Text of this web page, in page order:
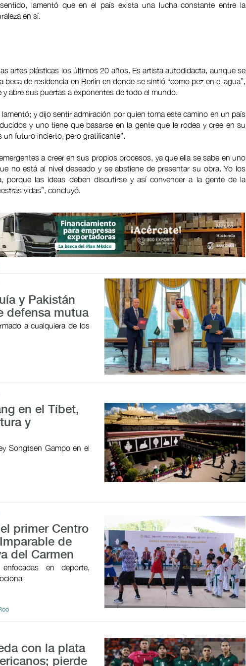
lamentó que en el país exista una lucha constante entre la
en sí.
artes plásticas los últimos 20 años. Es artista autodidacta, aunque se
de residencia en Berlín en donde se sintió “como pez en el agua”,
y abre sus puertas a exponentes de todo el mundo.
lamentó; y dijo sentir admiración por quien toma este camino en un país
y uno tiene que basarse en la gente que le rodea y cree en su
un futuro incierto, pero gratificante”.
a creer en sus propios procesos, ya que ella se sabe en uno
no está al nivel deseado y se abstiene de presentar su obra. Yo los
porque las ideas deben discutirse y así convencer a la gente de la
vidas”, concluyó.
y Pakistán
defensa mutua
a cualquiera de los
en el Tíbet,
y
Songtsen Gampo en el
primer Centro
de
del Carmen
en deporte,
con la plata
pierde